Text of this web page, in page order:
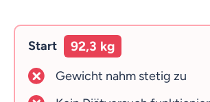
Start 92,3 kg
Gewicht nahm stetig zu